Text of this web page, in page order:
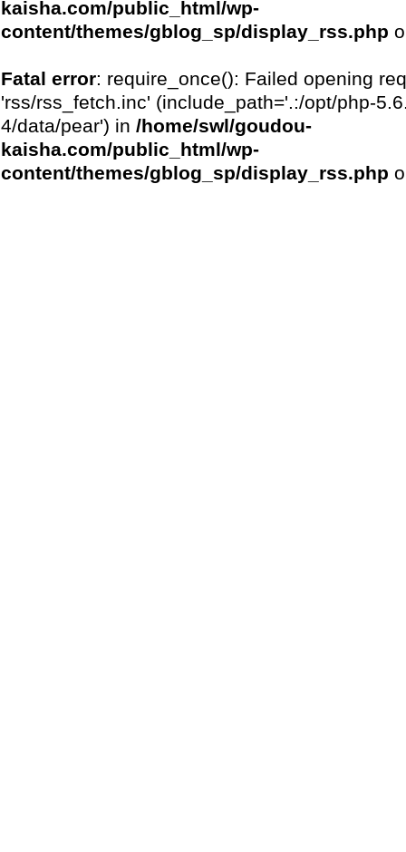
kaisha.com/public_html/wp-
content/themes/gblog_sp/display_rss.php
Fatal error: require_once(): Failed opening
'rss/rss_fetch.inc' (include_path='.:/opt/php-
4/data/pear') in /home/swl/goudou-
kaisha.com/public_html/wp-
content/themes/gblog_sp/display_rss.php